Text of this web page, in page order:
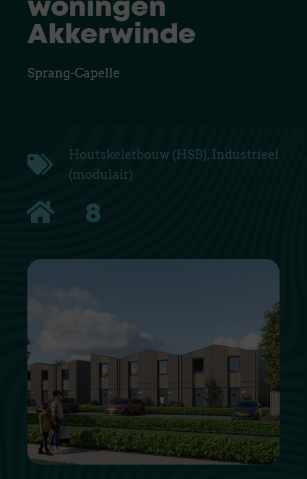
woningen
Akkerwinde
Sprang-Capelle
Houtskeletbouw (HSB), Industrieel
(modulair)
8